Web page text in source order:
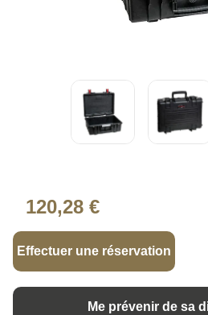
120,28 €
Effectuer une réservation
Me prévenir de sa